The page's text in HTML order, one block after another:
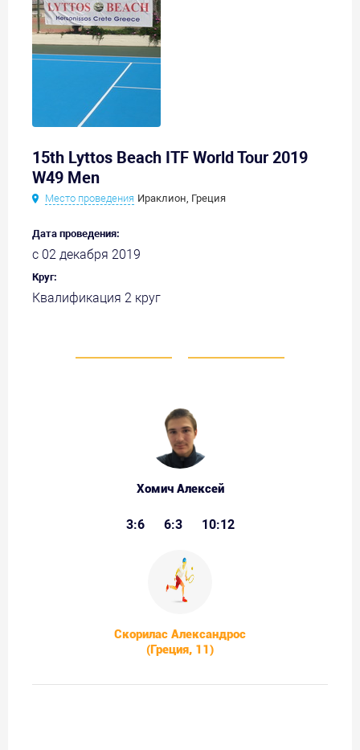
15th Lyttos Beach ITF World Tour 2019
W49 Men
Место проведения Ираклион, Греция
Дата проведения:
с 02 декабря 2019
Круг:
Квалификация 2 круг
Хомич Алексей
3:6 6:3 10:12
Скорилас Александрос
(Греция, 11)